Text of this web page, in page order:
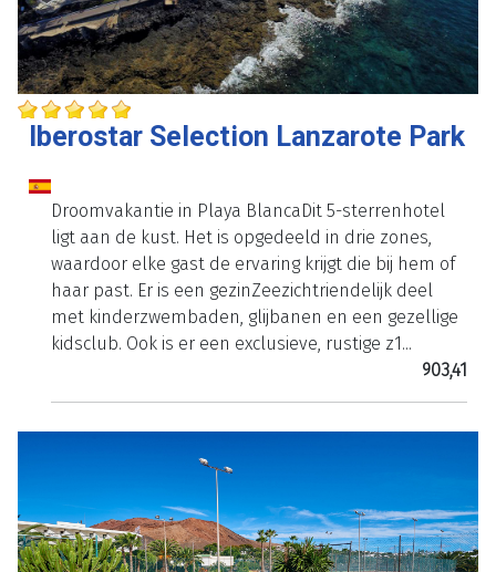
Iberostar Selection Lanzarote Park
Droomvakantie in Playa BlancaDit 5-sterrenhotel
ligt aan de kust. Het is opgedeeld in drie zones,
waardoor elke gast de ervaring krijgt die bij hem of
haar past. Er is een gezinZeezichtriendelijk deel
met kinderzwembaden, glijbanen en een gezellige
kidsclub. Ook is er een exclusieve, rustige z1...
903,41